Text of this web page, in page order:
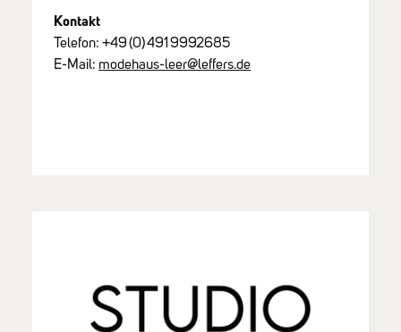
Kontakt
Telefon: +49(0)4919992685
E-Mail: modehaus-leer@leffers.de